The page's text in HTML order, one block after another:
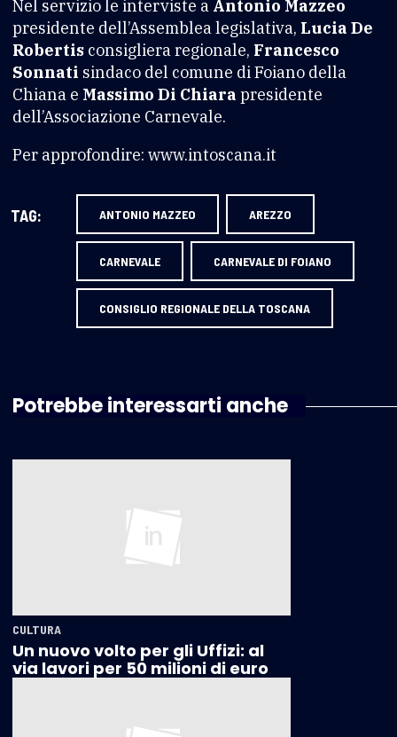
Nel servizio le interviste a Antonio Mazzeo
presidente dell’Assemblea legislativa, Lucia De
Robertis consigliera regionale, Francesco
Sonnati sindaco del comune di Foiano della
Chiana e Massimo Di Chiara presidente
dell’Associazione Carnevale.
Per approfondire: www.intoscana.it
TAG: ANTONIO MAZZEO AREZZO
CARNEVALE CARNEVALE DI FOIANO
CONSIGLIO REGIONALE DELLA TOSCANA
Potrebbe interessarti anche
CULTURA
Un nuovo volto per gli Uffizi: al
via lavori per 50 milioni di euro